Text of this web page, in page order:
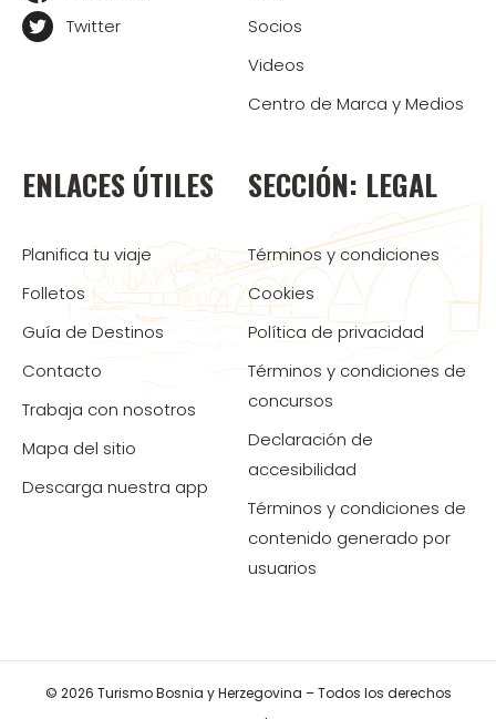
Twitter
Socios
Videos
Centro de Marca y Medios
ENLACES ÚTILES
Planifica tu viaje
Folletos
Guía de Destinos
Contacto
Trabaja con nosotros
Mapa del sitio
Descarga nuestra app
SECCIÓN: LEGAL
Términos y condiciones
Cookies
Política de privacidad
Términos y condiciones de
concursos
Declaración de
accesibilidad
Términos y condiciones de
contenido generado por
usuarios
© 2026 Turismo Bosnia y Herzegovina – Todos los derechos